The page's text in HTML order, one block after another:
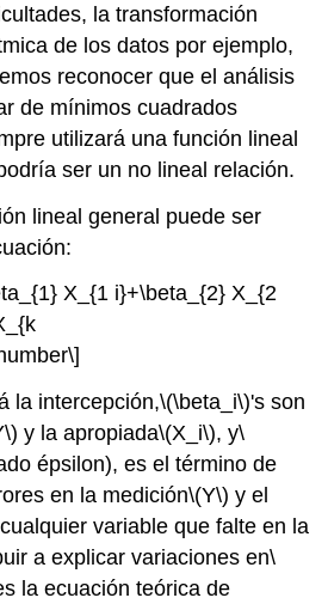
la transformación
de los datos por ejemplo,
reconocer que el análisis
de mínimos cuadrados
utilizará una función lineal
ser un no lineal relación.
lineal general puede ser
X_{1 i}+\beta_{2} X_{2
la intercepción,\(\beta_i\)'s son
y la apropiada\(X_i\), y\
épsilon), es el término de
en la medición\(Y\) y el
variable que falte en la
a explicar variaciones en\
la ecuación teórica de